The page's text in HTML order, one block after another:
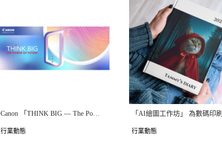
Canon 「THINK BIG — The Power of Future」 Event
行業動態 行業動態